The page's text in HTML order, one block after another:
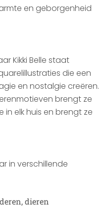
en geborgenheid
Kikki Belle staat
die een
en nostalgie creëren.
brengt ze
in elk huis en brengt ze
in verschillende
dieren